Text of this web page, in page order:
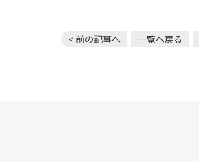
< 前の記事へ 一覧へ戻る